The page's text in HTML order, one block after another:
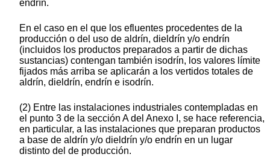
endrín.
En el caso en el que los efluentes procedentes de la
producción o del uso de aldrín, dieldrín y/o endrín
(incluidos los productos preparados a partir de dichas
sustancias) contengan también isodrín, los valores límite
fijados más arriba se aplicarán a los vertidos totales de
aldrín, dieldrín, endrín e isodrín.
(2) Entre las instalaciones industriales contempladas en
el punto 3 de la sección A del Anexo I, se hace referencia,
en particular, a las instalaciones que preparan productos
a base de aldrín y/o dieldrín y/o endrín en un lugar
distinto del de producción.